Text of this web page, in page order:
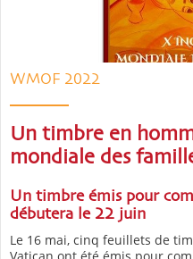
WMOF 2022
Un timbre en
mondiale des
Un timbre émis pour
débutera le 22 juin
Le 16 mai, cinq feuillets de